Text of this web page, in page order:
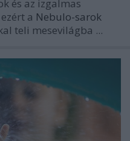
és az izgalmas
a Nebulo-sarok
teli mesevilágba ...